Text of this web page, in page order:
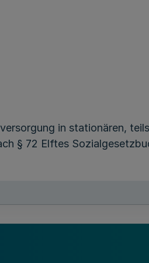
in stationären,
§ 72 Elftes